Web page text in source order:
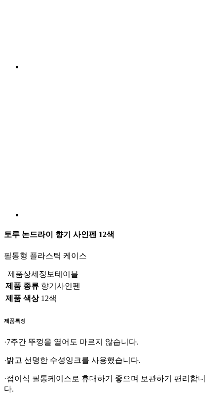
토루 논드라이 향기 사인펜 12색
필통형 플라스틱 케이스
제품상세정보테이블
제품 종류 향기사인펜
제품 색상 12색
제품특징
·7주간 뚜껑을 열어도 마르지 않습니다.
·밝고 선명한 수성잉크를 사용했습니다.
·접이식 필통케이스로 휴대하기 좋으며 보관하기 편리합니
다.